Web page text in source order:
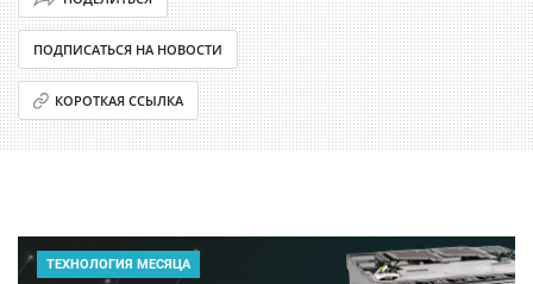
ПОДПИСАТЬСЯ НА НОВОСТИ
КОРОТКАЯ ССЫЛКА
ТЕХНОЛОГИЯ МЕСЯЦА